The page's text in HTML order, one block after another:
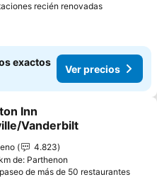
recién renovadas
exactos
Ver precios
a favoritos
Inn
Vanderbilt
4.823
de: Parthenon
de más de 50 restaurantes